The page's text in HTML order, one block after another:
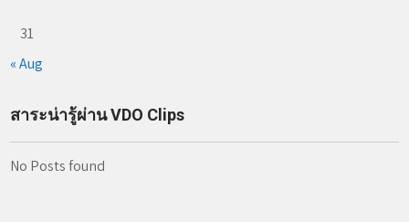
31
« Aug
สาระน่ารู้ผ่าน VDO Clips
No Posts found